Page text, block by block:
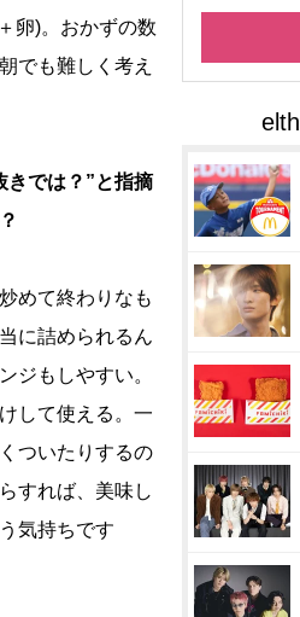
卵)。おかずの数
でも難しく考え
では？”と指摘
めて終わりなも
に詰められるん
ジもしやすい。
して使える。一
ついたりするの
すれば、美味し
気持ちです